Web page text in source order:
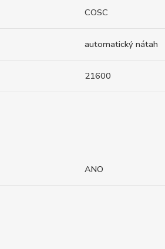
COSC
automatický nátah
21600
ANO